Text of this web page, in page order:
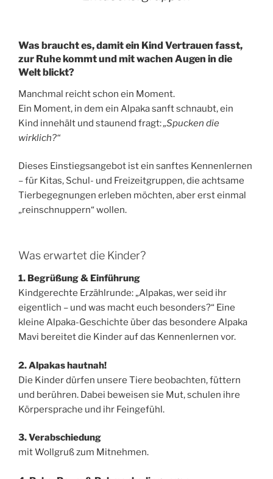
Was braucht es, damit ein Kind Vertrauen fasst,
zur Ruhe kommt und mit wachen Augen in die
Welt blickt?
Manchmal reicht schon ein Moment.
Ein Moment, in dem ein Alpaka sanft schnaubt, ein
Kind innehält und staunend fragt:„Spucken die
wirklich?“
Dieses Einstiegsangebot ist ein sanftes Kennenlernen
– für Kitas, Schul- und Freizeitgruppen, die achtsame
Tierbegegnungen erleben möchten, aber erst einmal
„reinschnuppern“ wollen.
Was erwartet die Kinder?
1. Begrüßung & Einführung
Kindgerechte Erzählrunde: „Alpakas, wer seid ihr
eigentlich – und was macht euch besonders?“ Eine
kleine Alpaka-Geschichte über das besondere Alpaka
Mavi bereitet die Kinder auf das Kennenlernen vor.
2. Alpakas hautnah!
Die Kinder dürfen unsere Tiere beobachten, füttern
und berühren. Dabei beweisen sie Mut, schulen ihre
Körpersprache und ihr Feingefühl.
3. Verabschiedung
mit Wollgruß zum Mitnehmen.